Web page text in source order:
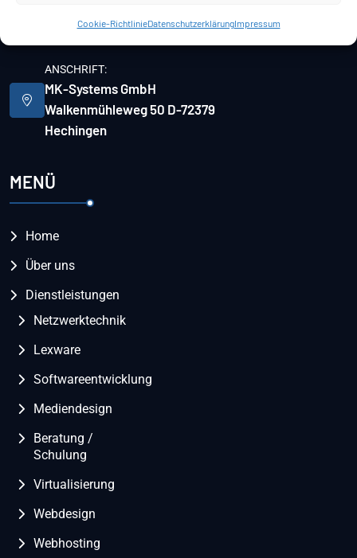
Cookie-RichtlinieDatenschutzerklärungImpressum
ANSCHRIFT:
MK-Systems GmbH
Walkenmühleweg 50 D-72379
Hechingen
MENÜ
Home
Über uns
Dienstleistungen
Netzwerktechnik
Lexware
Softwareentwicklung
Mediendesign
Beratung /
Schulung
Virtualisierung
Webdesign
Webhosting